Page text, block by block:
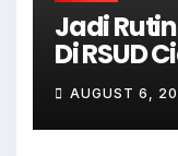
Jadi
Di RSUD
Bulan
Bagi
Mampu
AUGUST 6,